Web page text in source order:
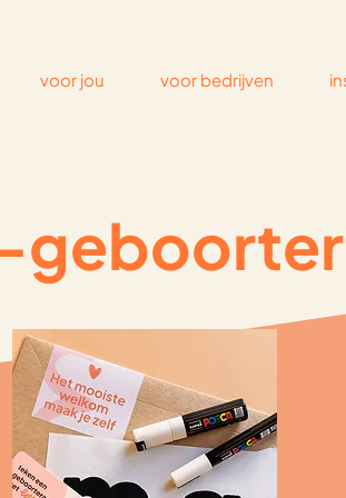
voor jou voor bedrijven